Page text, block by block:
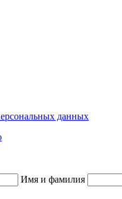
данных
Имя и фамилия